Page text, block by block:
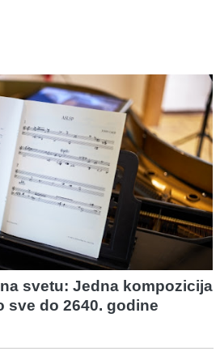
svetu: Jedna kompozicija
sve do 2640. godine